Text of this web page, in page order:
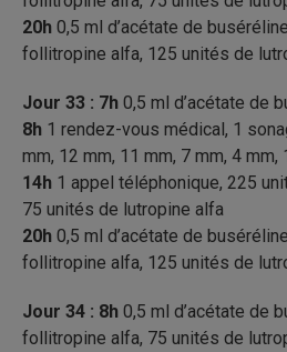
20h 0,5 ml d’acétate de
follitropine alfa, 125 unités de
Jour 33 : 7h 0,5 ml d’acétate de
8h 1 rendez-vous médical, 1
mm, 12 mm, 11 mm, 7 mm, 4
14h 1 appel téléphonique, 225
75 unités de lutropine alfa
20h 0,5 ml d’acétate de
follitropine alfa, 125 unités de
Jour 34 : 8h 0,5 ml d’acétate de
follitropine alfa, 75 unités de